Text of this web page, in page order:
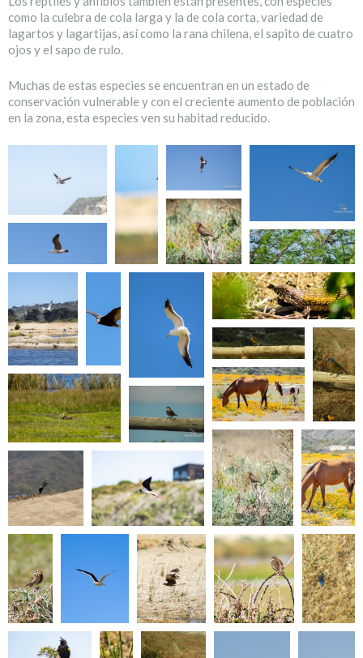
como la culebra de cola larga y la de cola corta, variedad de
lagartos y lagartijas, así como la rana chilena, el sapito de cuatro
ojos y el sapo de rulo.
Muchas de estas especies se encuentran en un estado de
conservación vulnerable y con el creciente aumento de población
en la zona, esta especies ven su habitad reducido.